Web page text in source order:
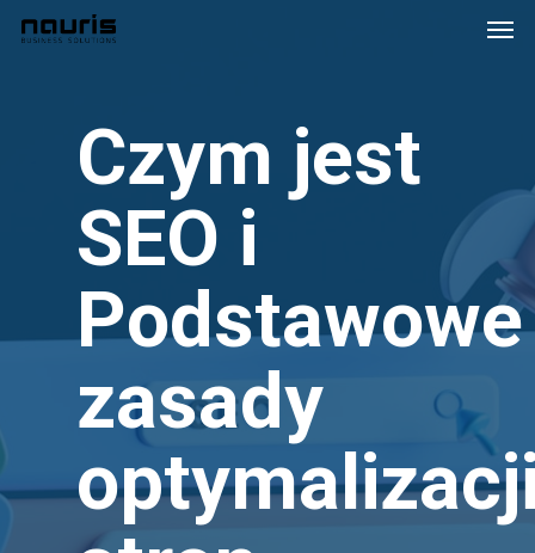
Skip
Czym jest
SEO i
Podstawowe
zasady